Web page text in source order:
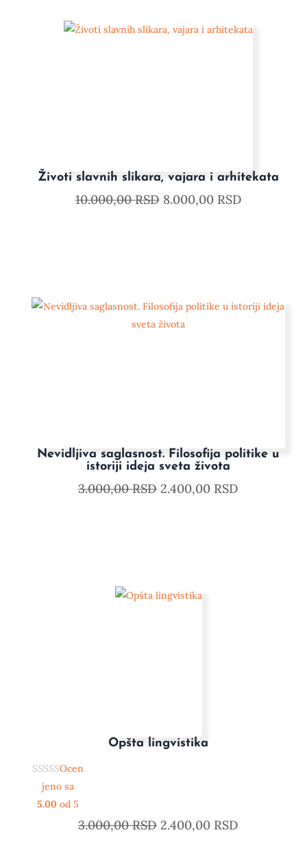
Životi slavnih slikara, vajara i arhitekata
10.000,00RSD 8.000,00 RSD
Nevidljiva saglasnost. Filosofija politike u
istoriji ideja sveta života
3.000,00RSD 2.400,00 RSD
Opšta lingvistika
Ocen
jeno sa
5.00od 5
3.000,00RSD 2.400,00 RSD